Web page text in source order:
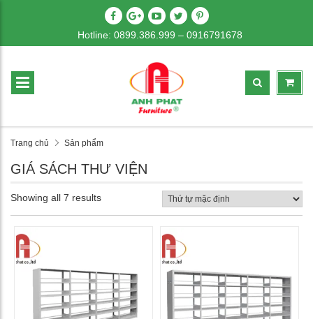
Hotline: 0899.386.999 – 0916791678
Trang chủ Sản phẩm
GIÁ SÁCH THƯ VIỆN
Showing all 7 results